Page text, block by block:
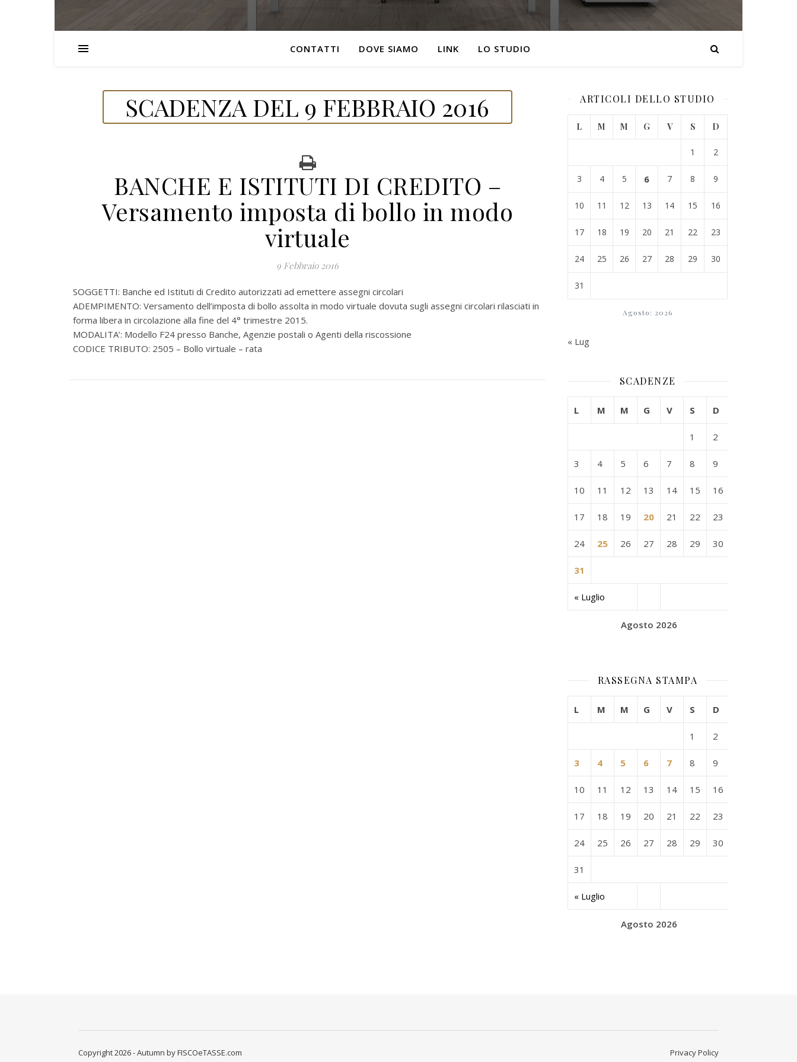
CONTATTI DOVE SIAMO LINK LO STUDIO
SCADENZA DEL 9 FEBBRAIO 2016
BANCHE E ISTITUTI DI CREDITO –
Versamento imposta di bollo in modo
virtuale
9 Febbraio 2016
SOGGETTI: Banche ed Istituti di Credito autorizzati ad emettere assegni circolari
ADEMPIMENTO: Versamento dell’imposta di bollo assolta in modo virtuale dovuta sugli assegni circolari rilasciati in
forma libera in circolazione alla fine del 4° trimestre 2015.
MODALITA’: Modello F24 presso Banche, Agenzie postali o Agenti della riscossione
CODICE TRIBUTO: 2505 – Bollo virtuale – rata
ARTICOLI DELLO STUDIO
Agosto: 2026
L M M G V S D
1 2
3 4 5 6 7 8 9
10 11 12 13 14 15 16
17 18 19 20 21 22 23
24 25 26 27 28 29 30
31
« Lug
SCADENZE
Agosto 2026
L M M G V S D
« Luglio
1 2
3 4 5 6 7 8 9
10 11 12 13 14 15 16
17 18 19 20 21 22 23
24 25 26 27 28 29 30
31
RASSEGNA STAMPA
Agosto 2026
L M M G V S D
« Luglio
1 2
3 4 5 6 7 8 9
10 11 12 13 14 15 16
17 18 19 20 21 22 23
24 25 26 27 28 29 30
31
Privacy Policy
Copyright 2026 - Autumn by FISCOeTASSE.com